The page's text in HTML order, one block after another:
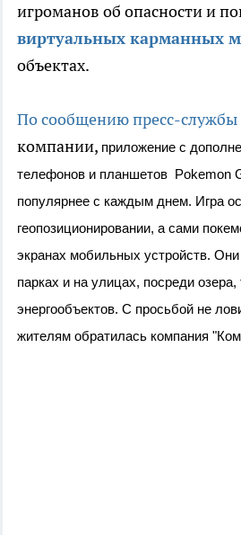
игроманов об опасности и
виртуальных карманных
объектах.
По сообщению пресс-службы
компании, приложение с
телефонов и планшетов Pokemon
популярнее с каждым днем. Игра
геопозиционировании, а сами
экранах мобильных устройств. Они
парках и на улицах, посреди
энергообъектов. С просьбой не
жителям обратилась компания